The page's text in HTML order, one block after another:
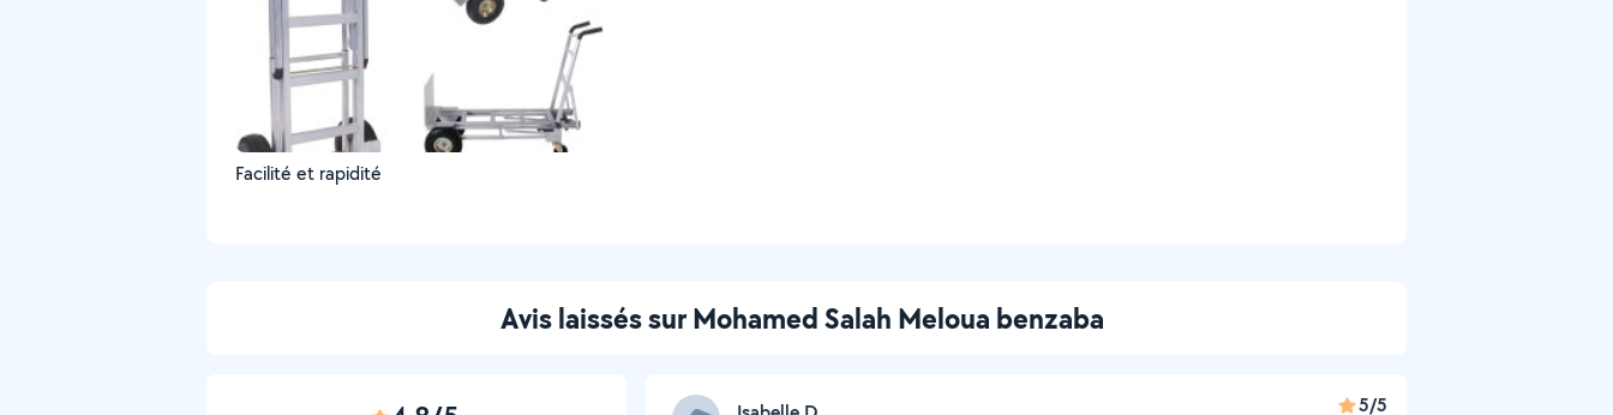
Facilité et rapidité
Avis laissés sur Mohamed Salah Meloua benzaba
5/5